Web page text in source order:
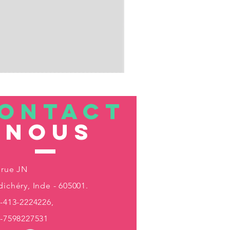
nous
JN
Inde - 605001.
413-2224226,